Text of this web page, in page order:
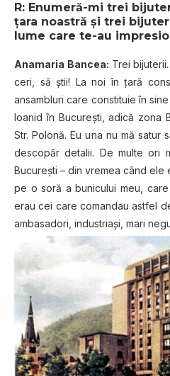
R: Enumeră-mi trei
țara noastră și trei
lume care te-au
Anamaria Bancea: Trei
ceri, să știi! La noi în țară
ansambluri care constituie în
Ioanid în București, adică zona
Str. Polonă. Eu una nu mă satur
descopăr detalii. De multe ori
București – din vremea când ele
pe o soră a bunicului meu,
erau cei care comandau astfel
ambasadori, industriași, mari